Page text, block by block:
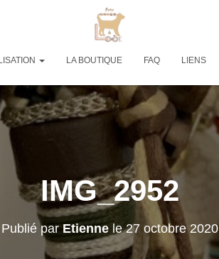
LA BOUTIQUE FAQ LIENS
IMG_2952
Publié parEtiennele27 octobre 2020